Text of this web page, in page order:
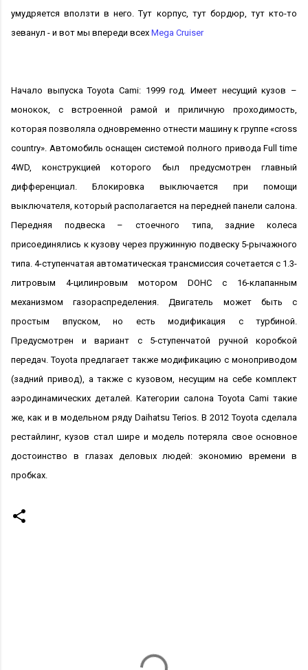
умудряется вползти в него. Тут корпус, тут бордюр, тут кто-то
зеванул - и вот мы впереди всех Mega Cruiser
Начало выпуска Toyota Cami: 1999 год. Имеет несущий кузов –
монокок, с встроенной рамой и приличную проходимость,
которая позволяла одновременно отнести машину к группе «cross
country». Автомобиль оснащен системой полного привода Full time
4WD, конструкцией которого был предусмотрен главный
дифференциал. Блокировка выключается при помощи
выключателя, который располагается на передней панели салона.
Передняя подвеска – стоечного типа, задние колеса
присоединялись к кузову через пружинную подвеску 5-рычажного
типа. 4-ступенчатая автоматическая трансмиссия сочетается с 1.3-
литровым 4-цилинровым мотором DOHC c 16-клапанным
механизмом газораспределения. Двигатель может быть с
простым впуском, но есть модификация с турбиной.
Предусмотрен и вариант с 5-ступенчатой ручной коробкой
передач. Toyota предлагает также модификацию с моноприводом
(задний привод), а также с кузовом, несущим на себе комплект
аэродинамических деталей. Категории салона Toyota Cami такие
же, как и в модельном ряду Daihatsu Terios. В 2012 Toyota сделала
рестайлинг, кузов стал шире и модель потеряла свое основное
достоинство в глазах деловых людей: экономию времени в
пробках.